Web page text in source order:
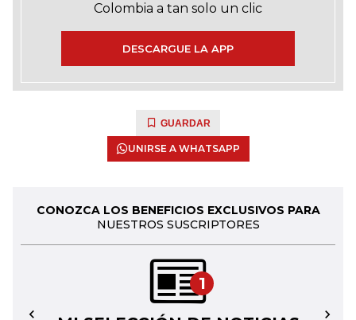
Colombia a tan solo un clic
DESCARGUE LA APP
GUARDAR
UNIRSE A WHATSAPP
CONOZCA LOS BENEFICIOS EXCLUSIVOS PARA
NUESTROS SUSCRIPTORES
1